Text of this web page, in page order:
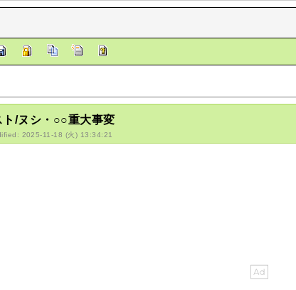
ト/ヌシ・○○重大事変
2025-11-18 (火) 13:34:21